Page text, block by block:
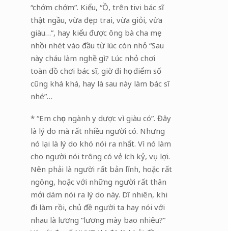
“chớm chớm”. Kiểu, “Ồ, trên tivi bác sĩ
thật ngầu, vừa đẹp trai, vừa giỏi, vừa
giàu…”, hay kiểu được ông bà cha mẹ
nhồi nhét vào đầu từ lúc còn nhỏ “Sau
này cháu làm nghề gì? Lúc nhỏ chơi
toàn đồ chơi bác sĩ, giờ đi học điểm số
cũng khá khá, hay là sau này làm bác sĩ
nhé”…
* “Em chọn ngành y dược vì giàu có”. Đây
là lý do mà rất nhiều người có. Nhưng
nó lại là lý do khó nói ra nhất. Vì nó làm
cho người nói trông có vẻ ích kỷ, vụ lợi.
Nên phải là người rất bản lĩnh, hoặc rất
ngông, hoặc với những người rất thân
mới dám nói ra lý do này. Dĩ nhiên, khi
đi làm rồi, chủ đề người ta hay nói với
nhau là lương “lương mày bao nhiêu?”